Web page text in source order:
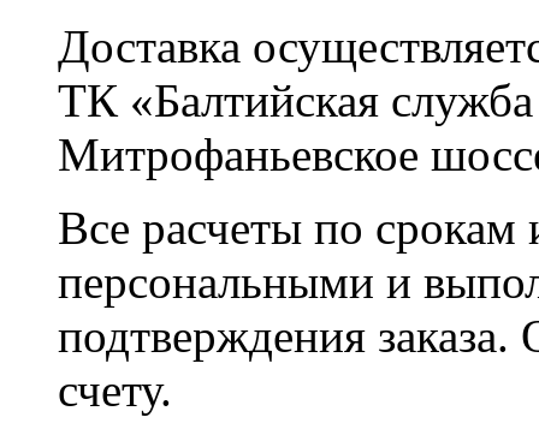
Доставка
ТК «Балтийская
Митрофаньевское
Все расчеты по срокам
персональными и
подтверждения заказа.
счету.